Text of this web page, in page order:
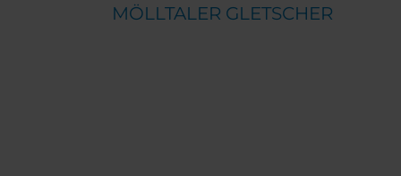
MÖLLTALER GLETSCHER